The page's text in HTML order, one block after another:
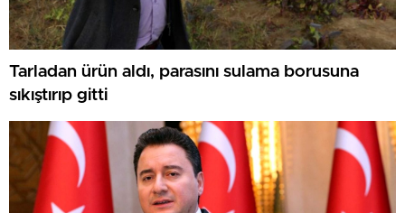
Tarladan ürün aldı, parasını sulama borusuna
sıkıştırıp gitti